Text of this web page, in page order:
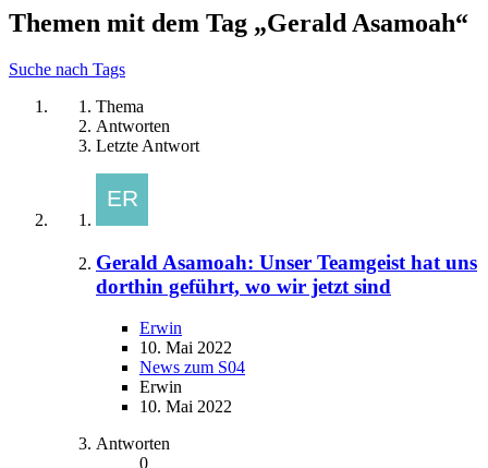
Themen mit dem Tag „Gerald Asamoah“
Suche nach Tags
Thema
Antworten
Letzte Antwort
Gerald Asamoah: Unser Teamgeist hat uns
dorthin geführt, wo wir jetzt sind
Erwin
10. Mai 2022
News zum S04
Erwin
10. Mai 2022
Antworten
0